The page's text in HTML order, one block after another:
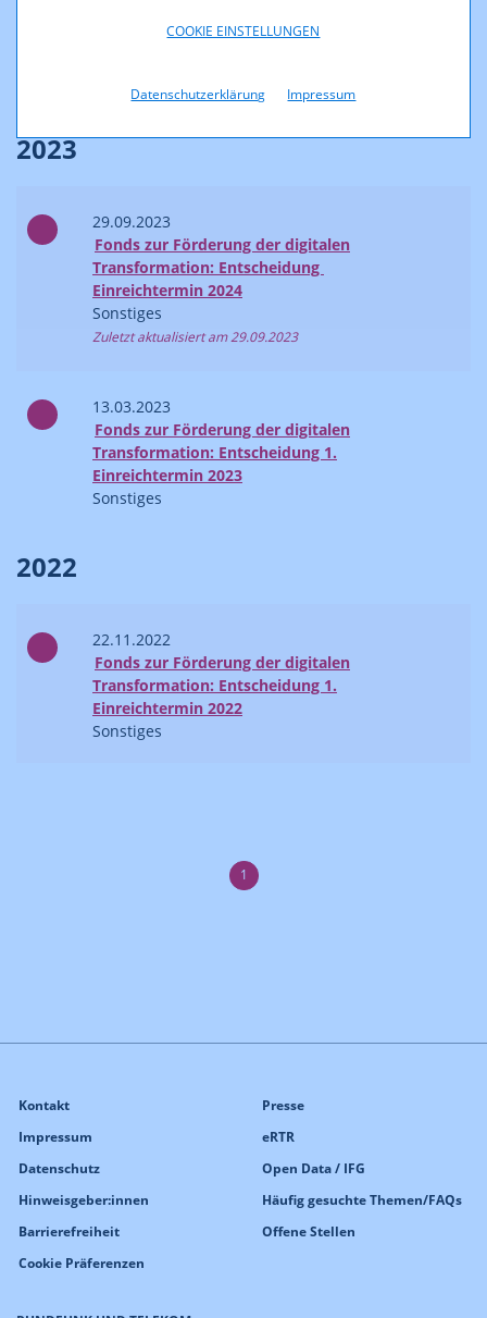
COOKIE EINSTELLUNGEN
Datenschutzerklärung Impressum
Transformation: Entscheidung
2023
29.09.2023
Fonds zur Förderung der digitalen
Transformation: Entscheidung
Einreichtermin 2024
Sonstiges
Zuletzt aktualisiert am 29.09.2023
13.03.2023
Fonds zur Förderung der digitalen
Transformation: Entscheidung 1.
Einreichtermin 2023
Sonstiges
2022
22.11.2022
Fonds zur Förderung der digitalen
Transformation: Entscheidung 1.
Einreichtermin 2022
Sonstiges
1
Kontakt
Impressum
Datenschutz
Hinweisgeber:innen
Barrierefreiheit
Cookie Präferenzen
Presse
eRTR
Open Data / IFG
Häufig gesuchte Themen/FAQs
Offene Stellen